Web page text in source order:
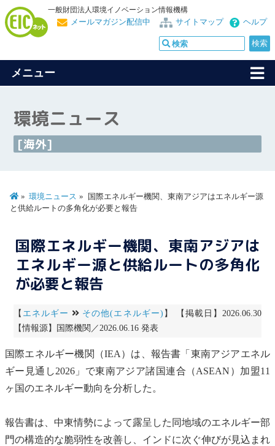
一般財団法人環境イノベーション情報機構
ヘルプ
サイトマップ
メールマガジン配信中
メニュー
環境ニュース
[海外]
環境ニュース
国際エネルギー機関、東南アジアはエネルギー源
と供給ルートの多角化が必要と報告
国際エネルギー機関、東南アジアは
エネルギー源と供給ルートの多角化
が必要と報告
【 エネルギー その他(エネルギー) 】 【掲載日】2026.06.30
【情報源】国際機関／2026.06.16 発表
国際エネルギー機関
（IEA）は、報告書「東南アジアエネル
ギー見通し2026」で東南アジア諸国連合（ASEAN）加盟11
ヶ国のエネルギー動向を分析した。
報告書は、中東情勢によって露呈した同地域のエネルギー部
門の構造的な脆弱性を改善し、インドに次ぐ伸びが見込まれ